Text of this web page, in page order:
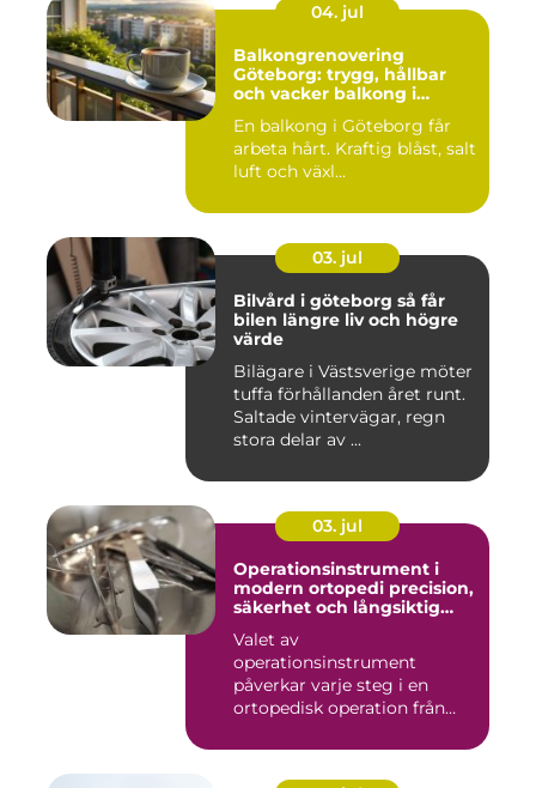
04. jul
Balkongrenovering
Göteborg: trygg, hållbar
och vacker balkong i
En balkong i Göteborg får
arbeta hårt. Kraftig blåst, salt
luft och växl...
03. jul
Bilvård i göteborg så får
bilen längre liv och högre
värde
Bilägare i Västsverige möter
tuffa förhållanden året runt.
Saltade vintervägar, regn
stora delar av ...
03. jul
Operationsinstrument i
modern ortopedi precision,
säkerhet och långsiktig
Valet av
operationsinstrument
påverkar varje steg i en
ortopedisk operation från